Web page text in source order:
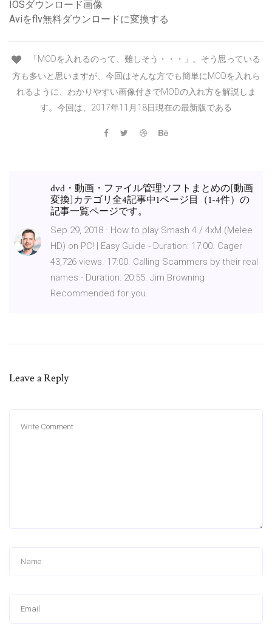
IOSダウンロード画像
Aviをflv無料ダウンロードに変換する
「MODを入れるのって、難しそう・・・」。そう思っている
方も多いと思いますが、今回はそんな方でも簡単にMODを入れら
れるように、わかりやすい画像付きでMODの入れ方を解説しま
す。今回は、2017年11月18日現在の最新版である
dvd・動画・ファイル管理ソフトまとめの[動画
変換]カテゴリ全4記事中1ページ目（1-4件）の
記事一覧ページです。
Sep 29, 2018 · How to play Smash 4 / 4xM (Melee
HD) on PC! | Easy Guide - Duration: 17:00. Cager
43,726 views. 17:00. Calling Scammers by their real
names - Duration: 20:55. Jim Browning
Recommended for you.
Leave a Reply